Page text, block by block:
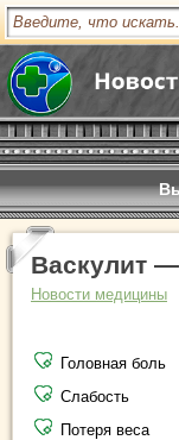
Васкулит
Новости медицины
Головная боль
Слабость
Потеря веса